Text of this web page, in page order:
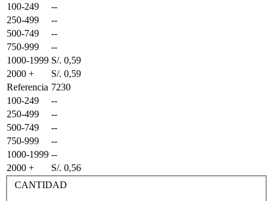
100-249
--
250-499
--
500-749
--
750-999
--
1000-1999 S/. 0,59
2000 +
S/. 0,59
Referencia 7230
100-249
--
250-499
--
500-749
--
750-999
--
1000-1999 --
2000 +
S/. 0,56
CANTIDAD